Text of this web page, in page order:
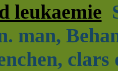
leukaemie
man,